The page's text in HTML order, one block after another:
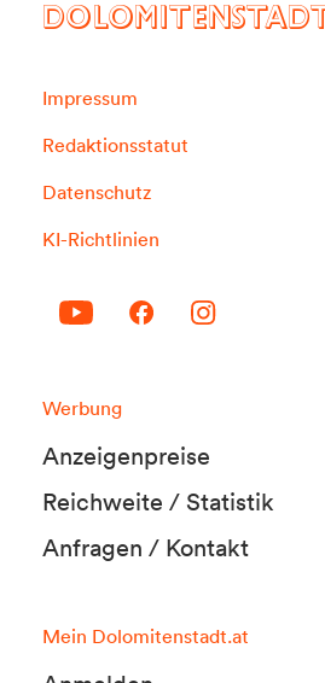
DOLOMITENSTADT
Impressum
Redaktionsstatut
Datenschutz
KI-Richtlinien
Werbung
Anzeigenpreise
Reichweite / Statistik
Anfragen / Kontakt
Mein Dolomitenstadt.at